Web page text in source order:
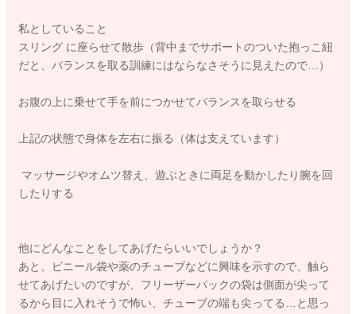
私としていること
スリング に座らせて散歩（背中までサポートのついた抱っこ紐
だと、バランスを取る訓練にはならなさそうに見えたので…）
お腹の上に乗せて手を前につかせてバランスを取らせる
上記の状態で身体を左右に振る（体は支えています）
マッサージやオムツ替え、遊ぶときに両足を動かしたり腕を回
したりする
他にどんなことをしてあげたらいいでしょうか？
あと、ビニール袋や薬のチューブなどに興味を示すので、触ら
せてあげたいのですが、フリーザーパックの袋は側面が尖って
るから目に入れそうで怖い、チューブの端も尖ってる…と思っ